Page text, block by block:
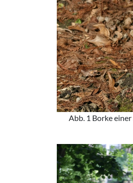
Abb. 1 Borke einer